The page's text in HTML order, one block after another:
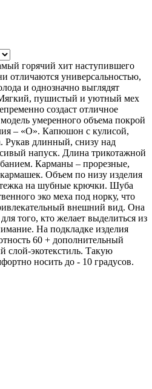
горячий хит наступившего
отличаются универсальностью,
и однозначно выглядят
пушистый и уютный мех
создаст отличное
умеренного объема покрой
– «О». Капюшон с кулисой,
Рукав длинный, снизу над
напуск. Длина трикотажной
Карманы – прорезные,
Объем по низу изделия
на шубные крючки. Шуба
эко меха под норку, что
внешний вид. Она
того, кто желает выделиться из
На подкладке изделия
60 + дополнительный
слой-экотекстиль. Такую
носить до - 10 градусов.